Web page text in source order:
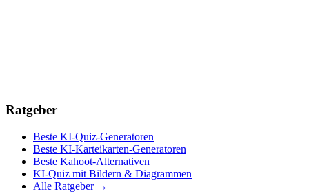
Ratgeber
Beste KI-Quiz-Generatoren
Beste KI-Karteikarten-Generatoren
Beste Kahoot-Alternativen
KI-Quiz mit Bildern & Diagrammen
Alle Ratgeber→